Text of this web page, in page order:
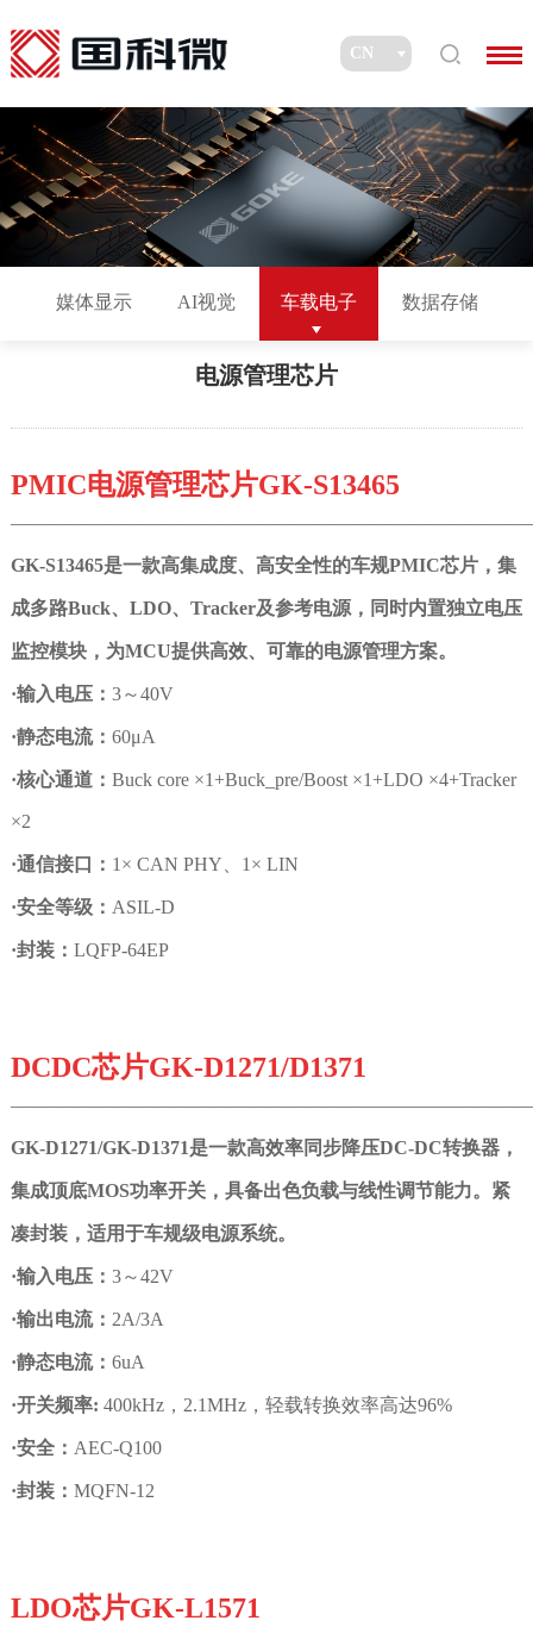
媒体显示 AI视觉 车载电子 数据存储
电源管理芯片
PMIC电源管理芯片GK-S13465
GK-S13465是一款高集成度、高安全性的车规PMIC芯片，集
成多路Buck、LDO、Tracker及参考电源，同时内置独立电压
监控模块，为MCU提供高效、可靠的电源管理方案。
·输入电压： 3～40V
·静态电流： 60μA
·核心通道： Buck core ×1+Buck_pre/Boost ×1+LDO ×4+Tracker
×2
·通信接口： 1× CAN PHY、1× LIN
·安全等级： ASIL-D
·封装： LQFP-64EP
DCDC芯片GK-D1271/D1371
GK-D1271/GK-D1371是一款高效率同步降压DC-DC转换器，
集成顶底MOS功率开关，具备出色负载与线性调节能力。紧
凑封装，适用于车规级电源系统。
·输入电压： 3～42V
·输出电流： 2A/3A
·静态电流： 6uA
·开关频率: 400kHz，2.1MHz，轻载转换效率高达96%
·安全： AEC-Q100
·封装： MQFN-12
LDO芯片GK-L1571